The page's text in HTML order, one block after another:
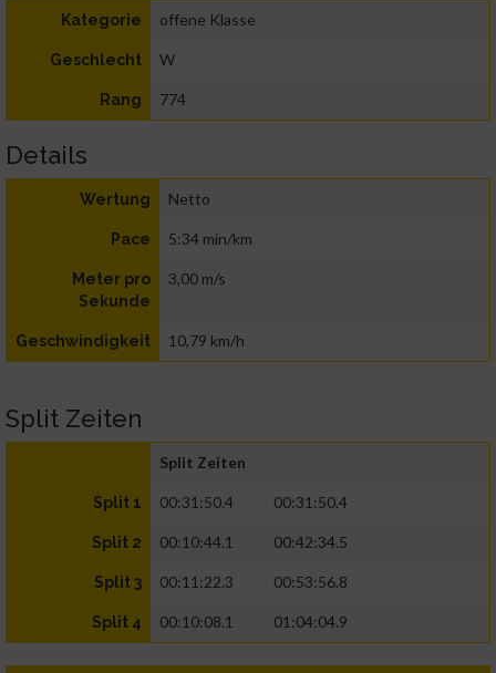
Kategorie offene Klasse
Geschlecht W
Rang 774
Details
Wertung Netto
Pace 5:34 min/km
Meter pro
Sekunde
3,00 m/s
Geschwindigkeit 10,79 km/h
Split Zeiten
Split Zeiten
Split 1 00:31:50.4 00:31:50.4
Split 2 00:10:44.1 00:42:34.5
Split 3 00:11:22.3 00:53:56.8
Split 4 00:10:08.1 01:04:04.9